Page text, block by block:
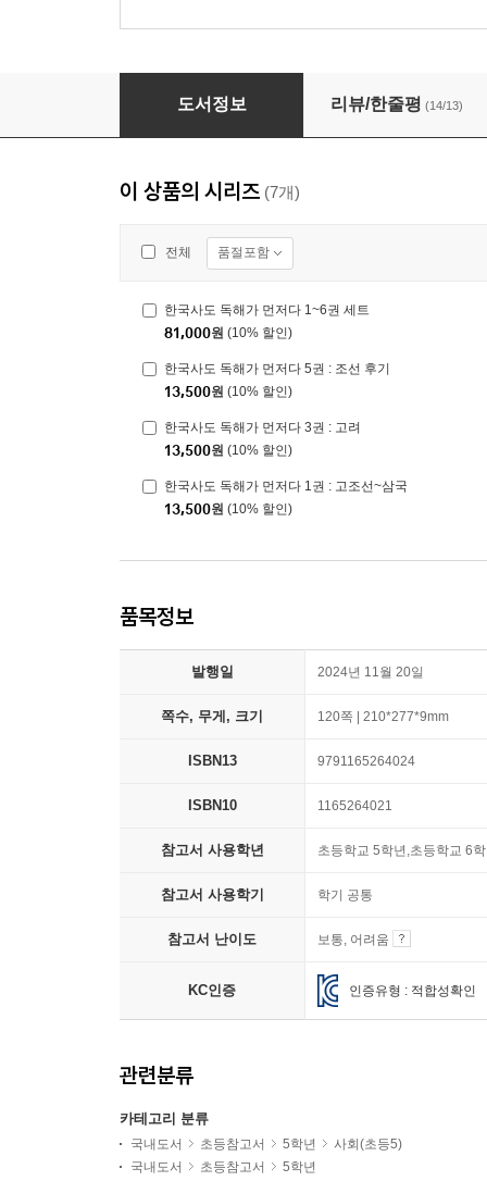
한국사도 독해가 먼저다 2권 : 통일 신라와 발해
도서정보 리뷰/한줄평 (14/13)
이 상품의 시리즈 (7개)
전체 품절포함
한국사도 독해가 먼저다 1~6권 세트
81,000원 (10% 할인)
한국사도 독해가 먼저다 5권 : 조선 후기
13,500원 (10% 할인)
한국사도 독해가 먼저다 3권 : 고려
13,500원 (10% 할인)
한국사도 독해가 먼저다 1권 : 고조선~삼국
13,500원 (10% 할인)
품목정보
발행일 2024년 11월 20일
쪽수, 무게, 크기 120쪽 | 210*277*9mm
ISBN13 9791165264024
ISBN10 1165264021
참고서 사용학년 초등학교 5학년,초등학교 6
참고서 사용학기 학기 공통
참고서 난이도 보통, 어려움
KC인증 인증유형 : 적합성확인
관련분류
카테고리 분류
국내도서 초등참고서 5학년
사회(초등5)
국내도서
초등참고서
5학년